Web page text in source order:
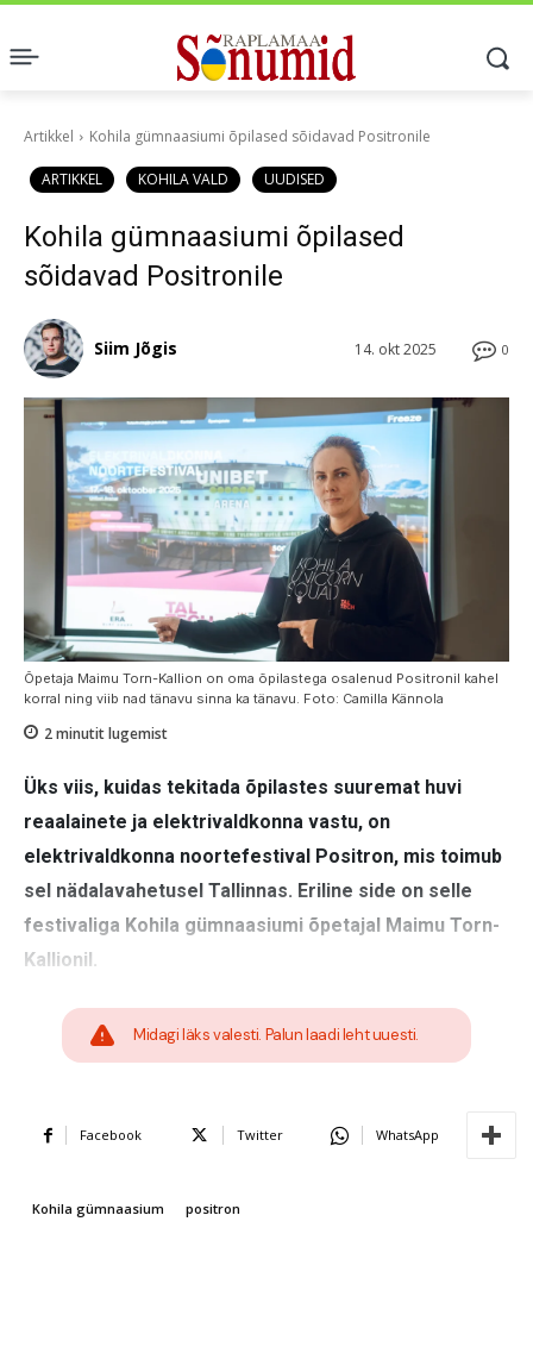
Artikkel Kohila gümnaasiumi õpilased sõidavad Positronile
ARTIKKEL KOHILA VALD UUDISED
Kohila gümnaasiumi õpilased
sõidavad Positronile
0
14. okt 2025
Siim Jõgis
Õpetaja Maimu Torn-Kallion on oma õpilastega osalenud Positronil kahel
korral ning viib nad tänavu sinna ka tänavu. Foto: Camilla Kännola
2minutit lugemist
Üks viis, kuidas tekitada õpilastes suuremat huvi
reaalainete ja elektrivaldkonna vastu, on
elektrivaldkonna noortefestival Positron, mis toimub
sel nädalavahetusel Tallinnas. Eriline side on selle
festivaliga Kohila gümnaasiumi õpetajal Maimu Torn-
Kallionil.
Midagi läks valesti. Palun laadi leht uuesti.
Facebook Twitter WhatsApp
Kohila gümnaasium positron